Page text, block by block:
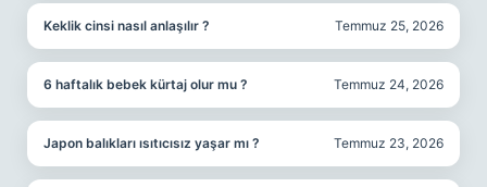
Keklik cinsi nasıl anlaşılır ? Temmuz 25, 2026
6 haftalık bebek kürtaj olur mu ? Temmuz 24, 2026
Japon balıkları ısıtıcısız yaşar mı ? Temmuz 23, 2026